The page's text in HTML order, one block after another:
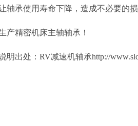
轴承使用寿命下降，造成不必要的损
产精密机床主轴轴承！
明出处：RV减速机轴承http://